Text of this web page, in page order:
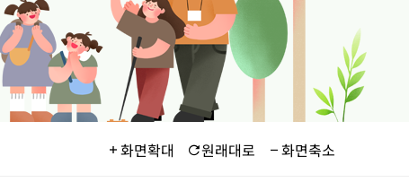
화면확대 원래대로 화면축소